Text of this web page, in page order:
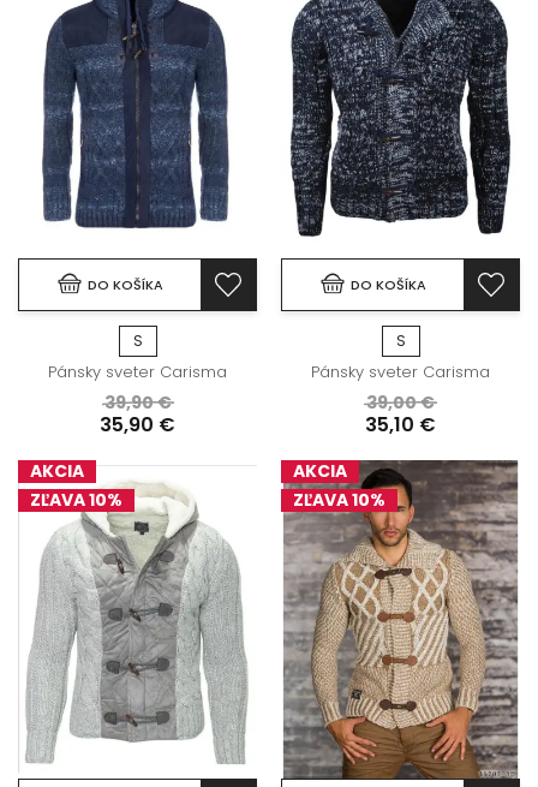
DO KOŠÍKA
S
Pánsky sveter Carisma
39,90 €
35,90 €
DO KOŠÍKA
S
Pánsky sveter Carisma
39,00 €
35,10 €
AKCIA
ZĽAVA 10%
AKCIA
ZĽAVA 10%